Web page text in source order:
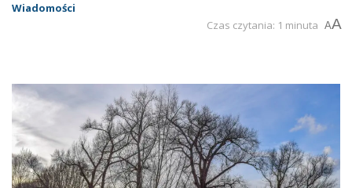
Wiadomości
Czas czytania: 1 minuta AA